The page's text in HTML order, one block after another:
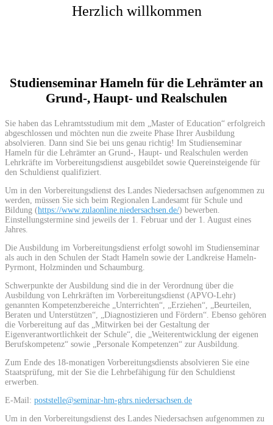
Herzlich willkommen
Studienseminar Hameln für die Lehrämter an
Grund-, Haupt- und Realschulen
Sie haben das Lehramtsstudium mit dem „Master of Education“ erfolgreich
abgeschlossen und möchten nun die zweite Phase Ihrer Ausbildung
absolvieren. Dann sind Sie bei uns genau richtig! Im Studienseminar
Hameln für die Lehrämter an Grund-, Haupt- und Realschulen werden
Lehrkräfte im Vorbereitungsdienst ausgebildet sowie Quereinsteigende für
den Schuldienst qualifiziert.
Um in den Vorbereitungsdienst des Landes Niedersachsen aufgenommen zu
werden, müssen Sie sich beim Regionalen Landesamt für Schule und
Bildung (https://www.zulaonline.niedersachsen.de/) bewerben.
Einstellungstermine sind jeweils der 1. Februar und der 1. August eines
Jahres.
Die Ausbildung im Vorbereitungsdienst erfolgt sowohl im Studienseminar
als auch in den Schulen der Stadt Hameln sowie der Landkreise Hameln-
Pyrmont, Holzminden und Schaumburg.
Schwerpunkte der Ausbildung sind die in der Verordnung über die
Ausbildung von Lehrkräften im Vorbereitungsdienst (APVO-Lehr)
genannten Kompetenzbereiche „Unterrichten“, „Erziehen“, „Beurteilen,
Beraten und Unterstützen“, „Diagnostizieren und Fördern“. Ebenso gehören
die Vorbereitung auf das „Mitwirken bei der Gestaltung der
Eigenverantwortlichkeit der Schule“, die „Weiterentwicklung der eigenen
Berufskompetenz“ sowie „Personale Kompetenzen“ zur Ausbildung.
Zum Ende des 18-monatigen Vorbereitungsdiensts absolvieren Sie eine
Staatsprüfung, mit der Sie die Lehrbefähigung für den Schuldienst
erwerben.
E-Mail: poststelle@seminar-hm-ghrs.niedersachsen.de
Um in den Vorbereitungsdienst des Landes Niedersachsen aufgenommen zu